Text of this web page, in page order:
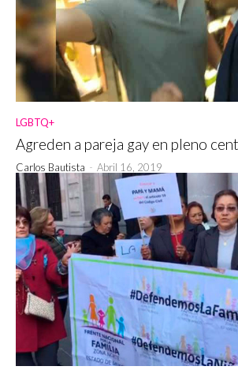
LGBTQ+
Agreden a pareja gay en pleno
Carlos Bautista - Abril 16, 2019